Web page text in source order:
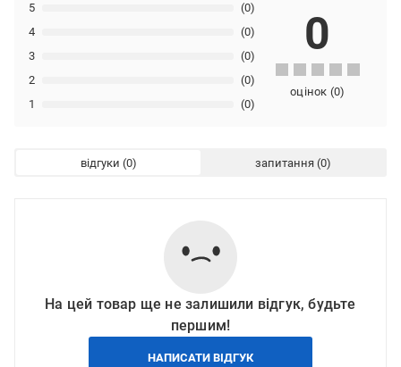
1 (0)
2 (0)
3 (0)
4 (0)
5 (0)
0
оцінок (0)
відгуки запитання
На цей товар ще не залишили відгук, будьте
першим!
НАПИСАТИ ВІДГУК